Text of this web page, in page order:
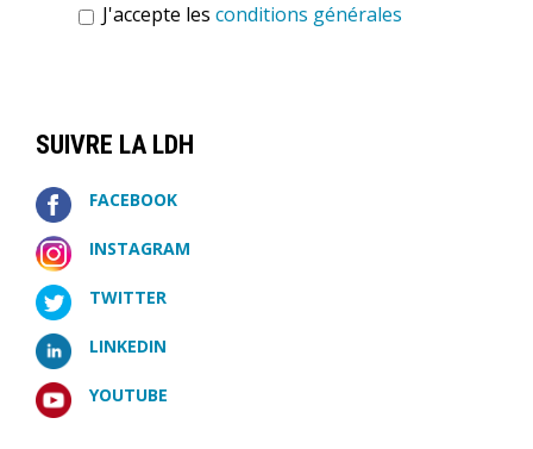
J'accepte les conditions générales
SUIVRE LA LDH
FACEBOOK
INSTAGRAM
TWITTER
LINKEDIN
YOUTUBE